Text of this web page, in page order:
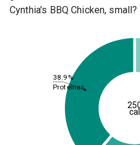
Cynthia's BBQ Chicken, small?
38.9%
Proteínas
cal